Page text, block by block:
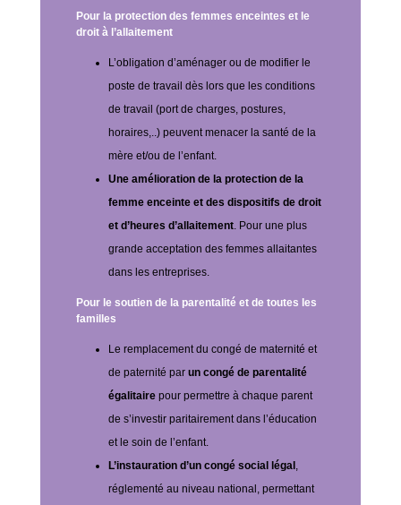
Pour la protection des femmes enceintes et le
droit à l’allaitement
L’obligation d’aménager ou de modifier le
poste de travail dès lors que les conditions
de travail (port de charges, postures,
horaires,..) peuvent menacer la santé de la
mère et/ou de l’enfant.
Une amélioration de la protection de la
femme enceinte et des dispositifs de droit
et d’heures d’allaitement. Pour une plus
grande acceptation des femmes allaitantes
dans les entreprises.
Pour le soutien de la parentalité et de toutes les
familles
Le remplacement du congé de maternité et
de paternité par un congé de parentalité
égalitaire pour permettre à chaque parent
de s’investir paritairement dans l’éducation
et le soin de l’enfant.
L’instauration d’un congé social légal ,
réglementé au niveau national, permettant